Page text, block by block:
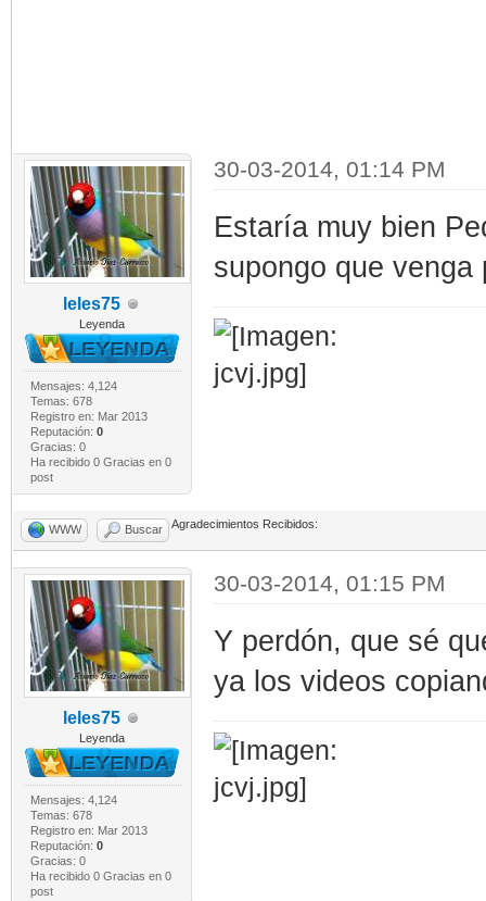
leles75
Leyenda
Mensajes: 4,124
Temas: 678
Registro en: Mar 2013
Reputación: 0
Gracias: 0
Ha recibido 0 Gracias en 0
post
30-03-2014, 01:14 PM
Estaría muy bien
supongo que
WWW Buscar Agradecimientos Recibidos:
leles75
Leyenda
Mensajes: 4,124
Temas: 678
Registro en: Mar 2013
Reputación: 0
Gracias: 0
Ha recibido 0 Gracias en 0
post
30-03-2014, 01:15 PM
Y perdón, que sé
ya los videos